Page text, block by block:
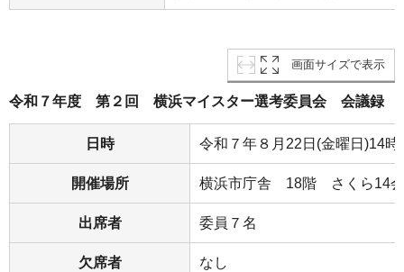
画面サイズで表示
令和７年度 第２回 横浜マイスター選考委員会 会議録
日時 令和７年８月22日(金曜日)14時
開催場所 横浜市庁舎 18階 さくら14
出席者 委員７名
欠席者 なし